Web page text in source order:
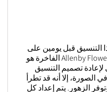
قبل يومين على
الأقل. كل تنسيق في مجموعة Allenby Flowers الفاخرة هو
تصميم التنسيق
الصورة، إلا أنه قد تطرأ
الزهور. يتم إعداد كل